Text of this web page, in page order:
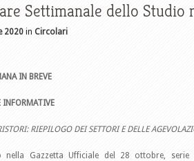
Settimanale dello Studio
2020 in Circolari
IN BREVE
INFORMATIVE
RIEPILOGO DEI SETTORI E DELLE
nella Gazzetta Ufficiale del 28 ottobre, serie